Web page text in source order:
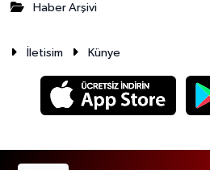
Haber Arşivi
İletisim Künye